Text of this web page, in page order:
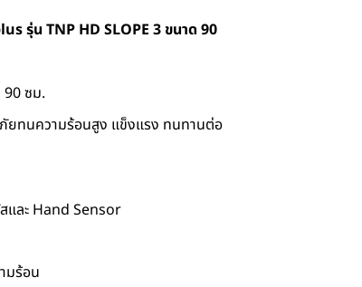
รุ่น TNP HD SLOPE 3 ขนาด 90
ซม.
ภัยทนความร้อนสูง แข็งแรง ทนทานต่อ
และ Hand Sensor
มร้อน